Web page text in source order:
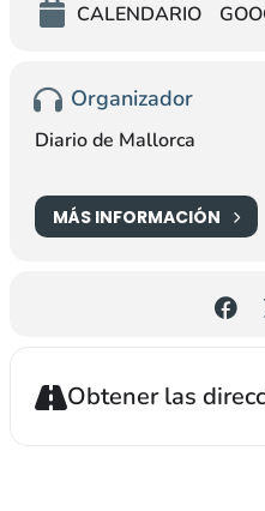
CALENDARIO
Organizador
Diario de Mallorca
MÁS INFORMACIÓN
Obtener las